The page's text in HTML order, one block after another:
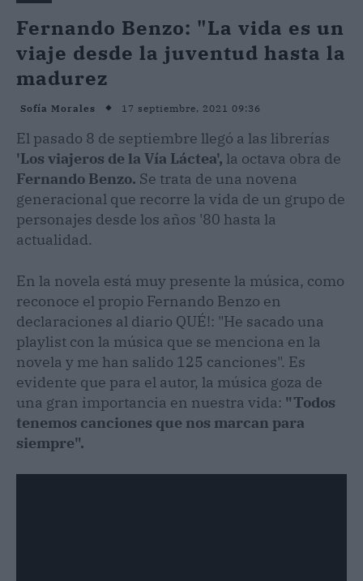
Fernando Benzo: "La vida es un
viaje desde la juventud hasta la
madurez
Sofía Morales 17 septiembre, 2021 09:36
El pasado 8 de septiembre llegó a las librerías
'Los viajeros de la Vía Láctea', la octava obra de
Fernando Benzo. Se trata de una novena
generacional que recorre la vida de un grupo de
personajes desde los años '80 hasta la
actualidad.
En la novela está muy presente la música, como
reconoce el propio Fernando Benzo en
declaraciones al diario QUÉ!: "He sacado una
playlist con la música que se menciona en la
novela y me han salido 125 canciones". Es
evidente que para el autor, la música goza de
una gran importancia en nuestra vida: "Todos
tenemos canciones que nos marcan para
siempre".